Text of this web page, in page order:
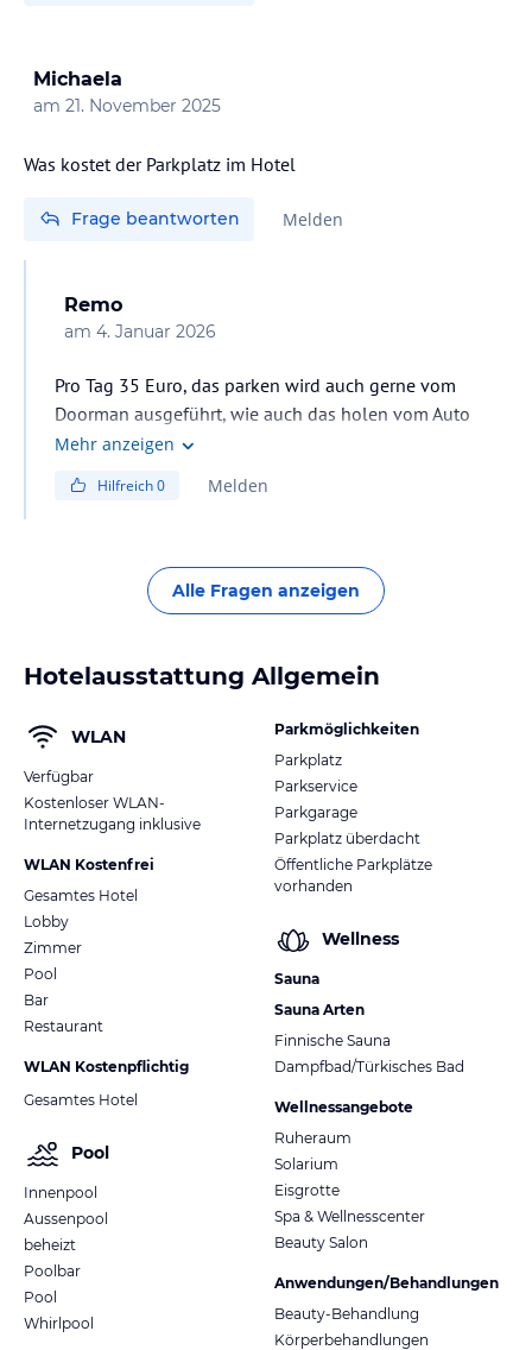
Michaela
am 21. November 2025
Was kostet der Parkplatz im Hotel
Frage beantworten Melden
Remo
am 4. Januar 2026
Pro Tag 35 Euro, das parken wird auch gerne vom
Doorman ausgeführt, wie auch das holen vom Auto
Mehr anzeigen
Hilfreich0 Melden
Alle Fragen anzeigen
Hotelausstattung Allgemein
WLAN
Verfügbar
Kostenloser WLAN-
Internetzugang inklusive
WLAN Kostenfrei
Gesamtes Hotel
Lobby
Zimmer
Pool
Bar
Restaurant
WLAN Kostenpflichtig
Gesamtes Hotel
Pool
Innenpool
Aussenpool
beheizt
Poolbar
Pool
Whirlpool
Parkmöglichkeiten
Parkplatz
Parkservice
Parkgarage
Parkplatz überdacht
Öffentliche Parkplätze
vorhanden
Wellness
Sauna
Sauna Arten
Finnische Sauna
Dampfbad/Türkisches Bad
Wellnessangebote
Ruheraum
Solarium
Eisgrotte
Spa & Wellnesscenter
Beauty Salon
Anwendungen/Behandlungen
Beauty-Behandlung
Körperbehandlungen